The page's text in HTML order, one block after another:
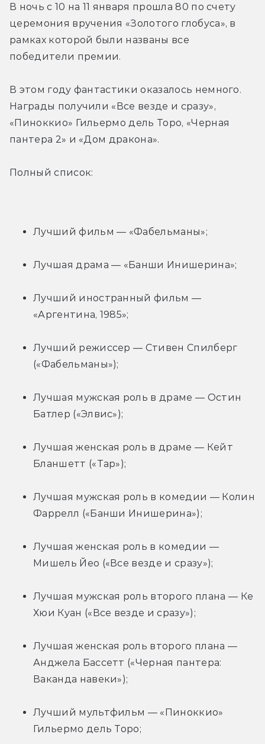
В ночь с 10 на 11 января прошла 80 по счету
церемония вручения «Золотого глобуса», в
рамках которой были названы все
победители премии.
В этом году фантастики оказалось немного.
Награды получили «Все везде и сразу»,
«Пиноккио» Гильермо дель Торо, «Черная
пантера 2» и «Дом дракона».
Полный список:
Лучший фильм — «Фабельманы»;
Лучшая драма — «Банши Инишерина»;
Лучший иностранный фильм —
«Аргентина, 1985»;
Лучший режиссер — Стивен Спилберг
(«Фабельманы»);
Лучшая мужская роль в драме — Остин
Батлер («Элвис»);
Лучшая женская роль в драме — Кейт
Бланшетт («Тар»);
Лучшая мужская роль в комедии — Колин
Фаррелл («Банши Инишерина»);
Лучшая женская роль в комедии —
Мишель Йео («Все везде и сразу»);
Лучшая мужская роль второго плана — Ке
Хюи Куан («Все везде и сразу»);
Лучшая женская роль второго плана —
Анджела Бассетт («Черная пантера:
Ваканда навеки»);
Лучший мультфильм — «Пиноккио»
Гильермо дель Торо;